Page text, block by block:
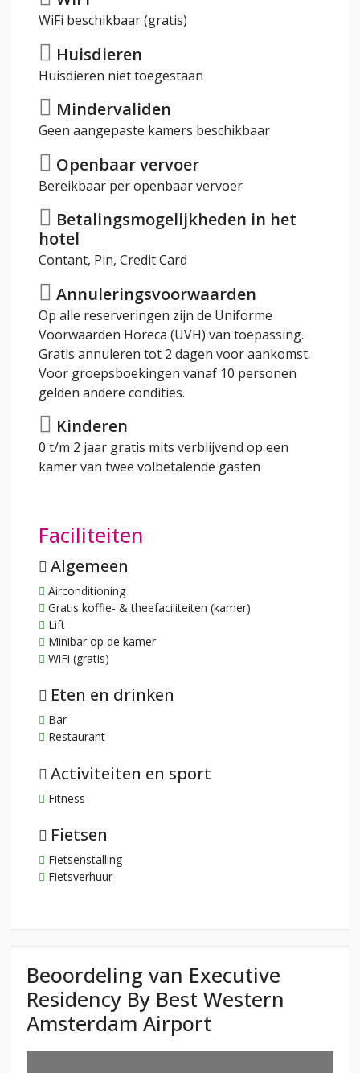
WiFi beschikbaar (gratis)
Huisdieren
Huisdieren niet toegestaan
Mindervaliden
Geen aangepaste kamers beschikbaar
Openbaar vervoer
Bereikbaar per openbaar vervoer
Betalingsmogelijkheden in het
hotel
Contant, Pin, Credit Card
Annuleringsvoorwaarden
Op alle reserveringen zijn de Uniforme
Voorwaarden Horeca (UVH) van toepassing.
Gratis annuleren tot 2 dagen voor aankomst.
Voor groepsboekingen vanaf 10 personen
gelden andere condities.
Kinderen
0 t/m 2 jaar gratis mits verblijvend op een
kamer van twee volbetalende gasten
Faciliteiten
Algemeen
Airconditioning
Gratis koffie- & theefaciliteiten (kamer)
Lift
Minibar op de kamer
WiFi (gratis)
Eten en drinken
Bar
Restaurant
Activiteiten en sport
Fitness
Fietsen
Fietsenstalling
Fietsverhuur
Beoordeling van Executive
Residency By Best Western
Amsterdam Airport